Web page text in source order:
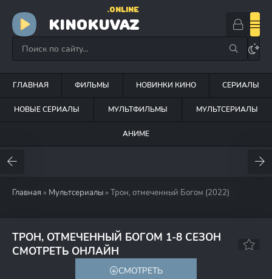
KINOKUVAZ
.ONLINE
ГЛАВНАЯ ФИЛЬМЫ НОВИНКИ КИНО СЕРИАЛЫ
НОВЫЕ СЕРИАЛЫ МУЛЬТФИЛЬМЫ МУЛЬТСЕРИАЛЫ
АНИМЕ
Главная » Мультсериалы » Трон, отмеченный Богом (2022)
ТРОН, ОТМЕЧЕННЫЙ БОГОМ 1-8 СЕЗОН
СМОТРЕТЬ ОНЛАЙН
9.0
СМОТРЕТЬ